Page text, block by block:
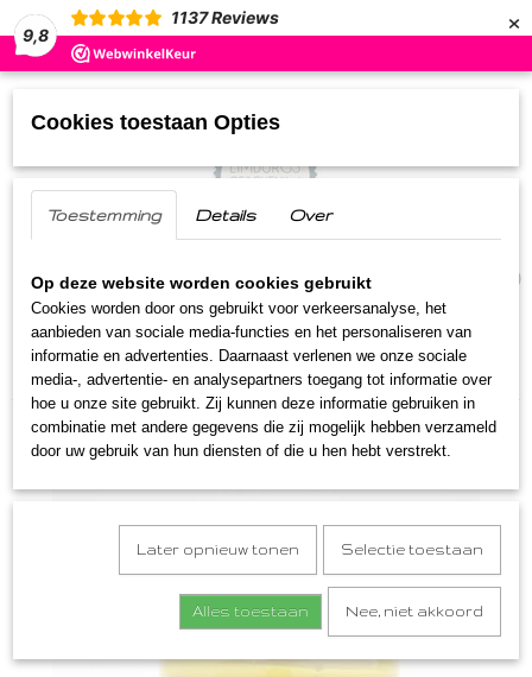
9,8
1137 Reviews ×
(0)
Home >Streekproducten Mosterd
mosterd
Cookies toestaan Opties
Toestemming Details Over
Op deze website worden cookies gebruikt
Cookies worden door ons gebruikt voor verkeersanalyse, het
aanbieden van sociale media-functies en het personaliseren van
informatie en advertenties. Daarnaast verlenen we onze sociale
media-, advertentie- en analysepartners toegang tot informatie over
hoe u onze site gebruikt. Zij kunnen deze informatie gebruiken in
combinatie met andere gegevens die zij mogelijk hebben verzameld
door uw gebruik van hun diensten of die u hen hebt verstrekt.
Later opnieuw tonen Selectie toestaan
Alles toestaan Nee, niet akkoord